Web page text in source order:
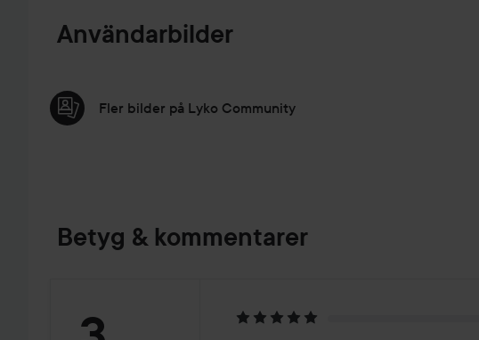
Användarbilder
Fler bilder på Lyko Community
Betyg & kommentarer